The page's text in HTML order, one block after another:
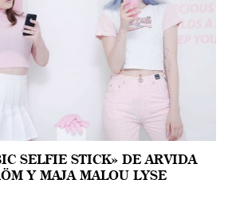
SELFIE STICK» DE ARVIDA
Y MAJA MALOU LYSE